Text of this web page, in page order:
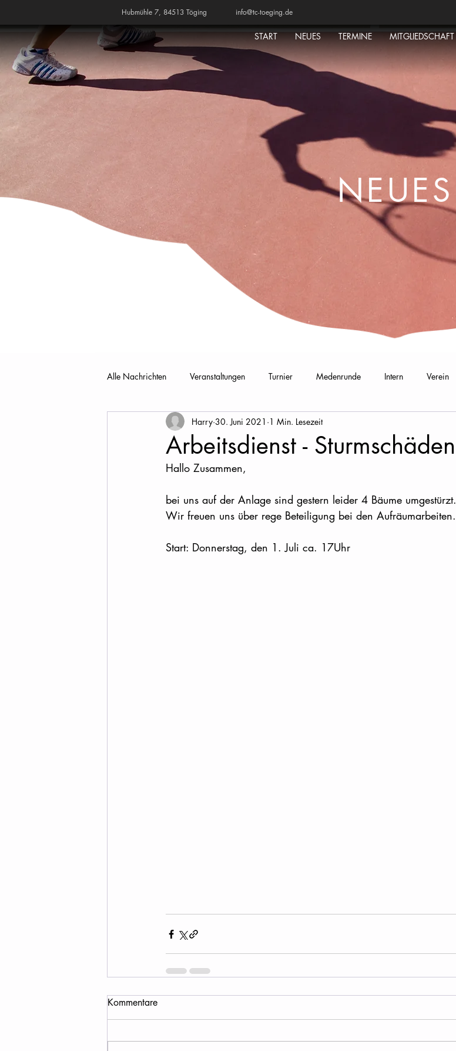
START NEUES TERMINE MITGLIEDSCHAFT
Hubmühle 7, 84513 Töging info@tc-toeging.de
NEUES
Alle Nachrichten Veranstaltungen Turnier Medenrunde Intern Verein
Arbeitsdienst - Sturmschäden
Harry 30. Juni 2021 1 Min. Lesezeit
Hallo Zusammen,
bei uns auf der Anlage sind gestern leider 4 Bäume umgestürzt.
Wir freuen uns über rege Beteiligung bei den Aufräumarbeiten.
Start: Donnerstag, den 1. Juli ca. 17Uhr
Kommentare